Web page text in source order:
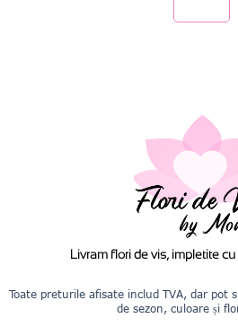
Livram flori de vis, impletite
Toate preturile afisate includ TVA, dar pot
de sezon, culoare și